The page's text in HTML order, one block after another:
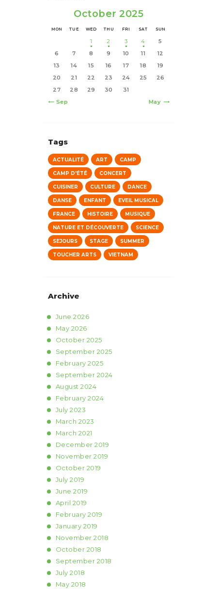
October 2025
MON TUE WED THU FRI SAT SUN
« Sep May »
1 2 3 4
5
6
7 8 9 10 11
12
13
14 15 16 17 18
19
20
21 22 23 24 25
26
27
28 29 30 31
Tags
ACTUALITÉ ART CAMP
CAMP D'ÉTÉ CONCERT
CUISINER CULTURE DANCE
DANSE ENFANT EVEIL MUSICAL
FRANCE HISTOIRE MUSIQUE
NATURE ET DÉCOUVERTE SCIENCE
SEJOURS STAGE SUMMER
TOUCHER ARTS VIETNAM
Archive
June2026
May 2026
October 2025
September 2025
February2025
September 2024
August2024
February2024
July2023
March 2023
March 2021
December2019
November2019
October 2019
July2019
June2019
April 2019
February2019
January 2019
November2018
October 2018
September 2018
July2018
May 2018